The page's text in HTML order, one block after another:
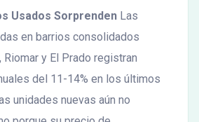
Usados Sorprenden Las
en barrios consolidados
y El Prado registran
del 11-14% en los últimos
unidades nuevas aún no